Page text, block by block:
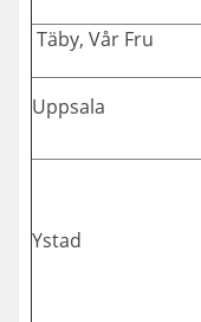
Täby, Vår Fru
Uppsala
Ystad